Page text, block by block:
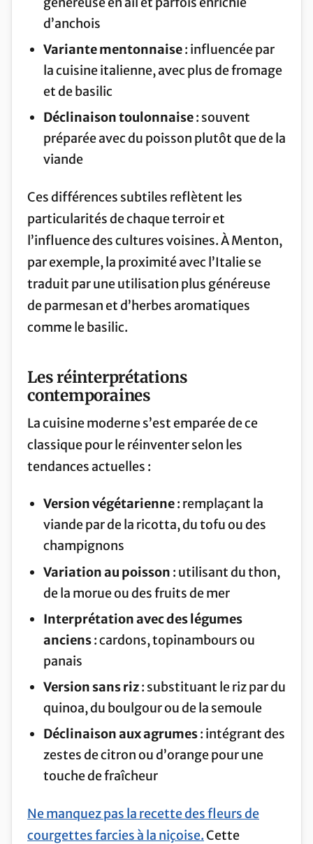
d’anchois
Variante mentonnaise: influencée par
la cuisine italienne, avec plus de fromage
et de basilic
Déclinaison toulonnaise: souvent
préparée avec du poisson plutôt que de la
viande
Ces différences subtiles reflètent les
particularités de chaque terroir et
l’influence des cultures voisines. À Menton,
par exemple, la proximité avec l’Italie se
traduit par une utilisation plus généreuse
de parmesan et d’herbes aromatiques
comme le basilic.
Les réinterprétations
contemporaines
La cuisine moderne s’est emparée de ce
classique pour le réinventer selon les
tendances actuelles :
Version végétarienne: remplaçant la
viande par de la ricotta, du tofu ou des
champignons
Variation au poisson : utilisant du thon,
de la morue ou des fruits de mer
Interprétation avec des légumes
anciens: cardons, topinambours ou
panais
Version sans riz: substituant le riz par du
quinoa, du boulgour ou de la semoule
Déclinaison aux agrumes: intégrant des
zestes de citron ou d’orange pour une
touche de fraîcheur
Ne manquez pas la recette des fleurs de
courgettes farcies à la niçoise.Cette